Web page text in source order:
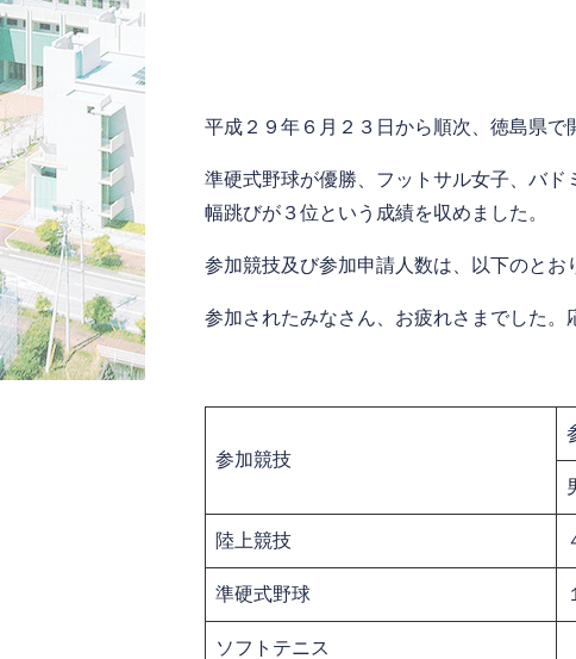
平成２９年６月２３日から順次、徳島県で
準硬式野球が優勝、フットサル女子、バ
幅跳びが３位という成績を収めました。
参加競技及び参加申請人数は、以下のとお
参加されたみなさん、お疲れさまでした。
参加競技
陸上競技
準硬式野球
ソフトテニス